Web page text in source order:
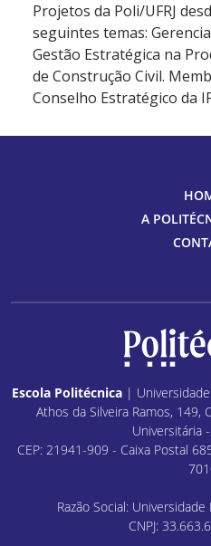
Projetos da Poli/UFRJ
seguintes temas:
Gestão Estratégica na
de Construção Civil.
Conselho Estratégico da
A
Escola Politécnica | Universidade
Athos da Silveira Ramos, 149,
Universitária -
CEP: 21941-909 - Caixa Postal
Razão Social:
CNPJ: